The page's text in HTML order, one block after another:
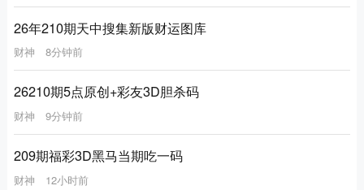
26年210期天中搜集新版财运图库
财神 8分钟前
26210期5点原创+彩友3D胆杀码
财神 9分钟前
209期福彩3D黑马当期吃一码
财神 12小时前